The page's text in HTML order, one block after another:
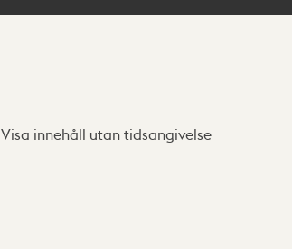
Visa innehåll utan tidsangivelse